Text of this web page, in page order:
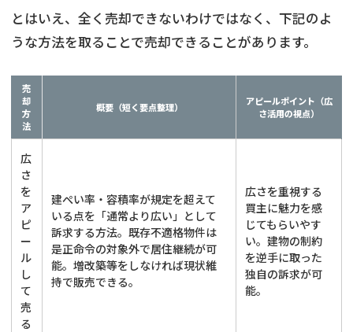
とはいえ、全く売却できないわけではなく、下記のよ
うな方法を取ることで売却できることがあります。
売
却
方
法
概要（短く要点整理）
アピールポイント（広
さ活用の視点）
広
さ
を
ア
ピ
ー
ル
し
て
売
る
建ぺい率・容積率が規定を超えて
いる点を「通常より広い」として
訴求する方法。既存不適格物件は
是正命令の対象外で居住継続が可
能。増改築等をしなければ現状維
持で販売できる。
広さを重視する
買主に魅力を感
じてもらいやす
い。建物の制約
を逆手に取った
独自の訴求が可
能。